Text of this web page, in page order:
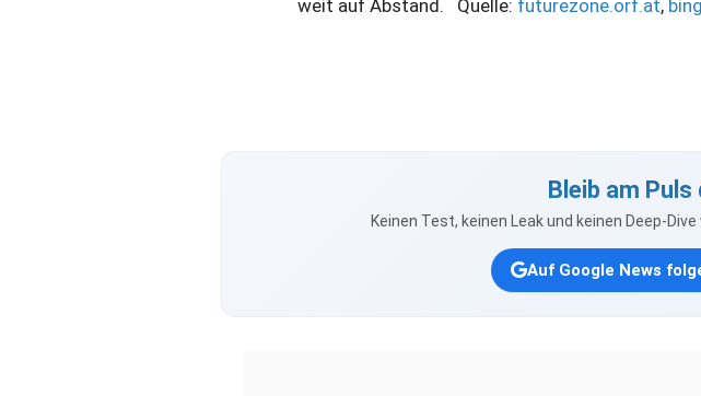
weit auf Abstand. Quelle: futurezone.orf.at,
Bleib am
Keinen Test, keinen Leak und keinen Deep-
Auf Google News